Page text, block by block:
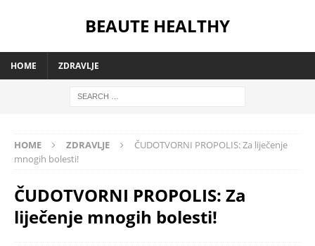
BEAUTE HEALTHY
HOME ZDRAVLJE
HOME ZDRAVLJE
ČUDOTVORNI PROPOLIS: Za liječenje
mnogih bolesti!
ČUDOTVORNI PROPOLIS: Za
liječenje mnogih bolesti!